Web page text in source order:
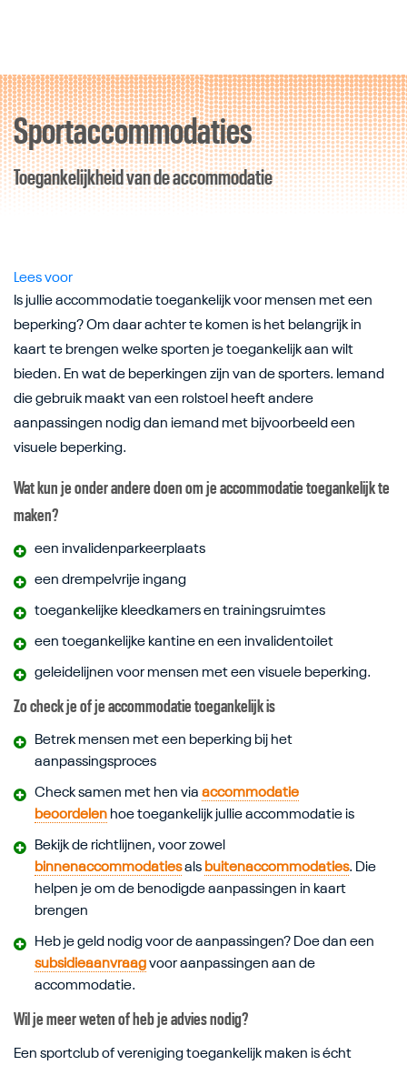
Direct door naar content
Sportaccommodaties
Toegankelijkheid van de accommodatie
Lees voor
Is jullie accommodatie toegankelijk voor mensen met een
beperking? Om daar achter te komen is het belangrijk in
kaart te brengen welke sporten je toegankelijk aan wilt
bieden. En wat de beperkingen zijn van de sporters. Iemand
die gebruik maakt van een rolstoel heeft andere
aanpassingen nodig dan iemand met bijvoorbeeld een
visuele beperking.
Wat kun je onder andere doen om je accommodatie toegankelijk te
maken?
een invalidenparkeerplaats
een drempelvrije ingang
toegankelijke kleedkamers en trainingsruimtes
een toegankelijke kantine en een invalidentoilet
geleidelijnen voor mensen met een visuele beperking.
Zo check je of je accommodatie toegankelijk is
Betrek mensen met een beperking bij het
aanpassingsproces
Check samen met hen via accommodatie
beoordelen hoe toegankelijk jullie accommodatie is
Bekijk de richtlijnen, voor zowel
binnenaccommodatiesals buitenaccommodaties. Die
helpen je om de benodigde aanpassingen in kaart
brengen
Heb je geld nodig voor de aanpassingen? Doe dan een
subsidieaanvraagvoor aanpassingen aan de
accommodatie.
Wil je meer weten of heb je advies nodig?
Een sportclub of vereniging toegankelijk maken is écht